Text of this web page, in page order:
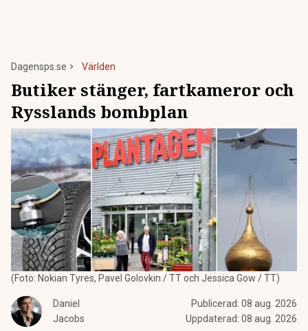
Dagensps.se Världen
Butiker stänger, fartkameror och
Rysslands bombplan
(Foto: Nokian Tyres, Pavel Golovkin / TT och Jessica Gow / TT)
Daniel
Jacobs
Publicerad: 08 aug. 2026
Uppdaterad: 08 aug. 2026